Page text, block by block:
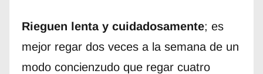
Rieguen lenta y cuidadosamente; es
mejor regar dos veces a la semana de un
modo concienzudo que regar cuatro